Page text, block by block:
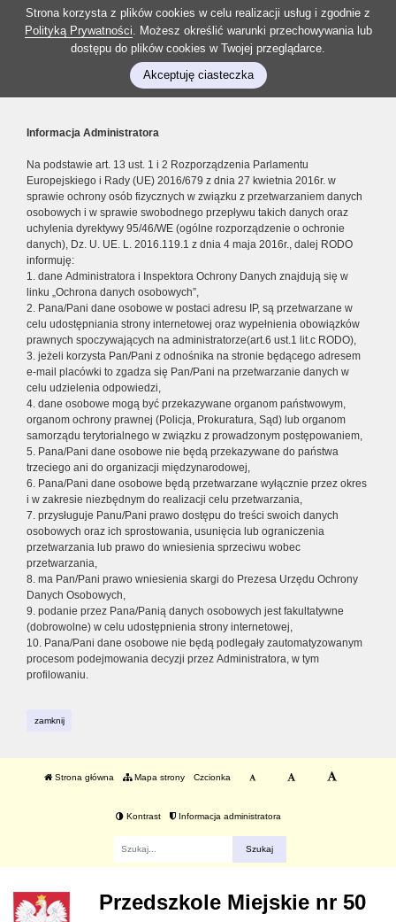
Strona korzysta z plików cookies w celu realizacji usług i zgodnie z
Polityką Prywatności. Możesz określić warunki przechowywania lub
dostępu do plików cookies w Twojej przeglądarce.
Akceptuję ciasteczka
Informacja Administratora
Na podstawie art. 13 ust. 1 i 2 Rozporządzenia Parlamentu
Europejskiego i Rady (UE) 2016/679 z dnia 27 kwietnia 2016r. w
sprawie ochrony osób fizycznych w związku z przetwarzaniem danych
osobowych i w sprawie swobodnego przepływu takich danych oraz
uchylenia dyrektywy 95/46/WE (ogólne rozporządzenie o ochronie
danych), Dz. U. UE. L. 2016.119.1 z dnia 4 maja 2016r., dalej RODO
informuję:
1. dane Administratora i Inspektora Ochrony Danych znajdują się w
linku „Ochrona danych osobowych”,
2. Pana/Pani dane osobowe w postaci adresu IP, są przetwarzane w
celu udostępniania strony internetowej oraz wypełnienia obowiązków
prawnych spoczywających na administratorze(art.6 ust.1 lit.c RODO),
3. jeżeli korzysta Pan/Pani z odnośnika na stronie będącego adresem
e-mail placówki to zgadza się Pan/Pani na przetwarzanie danych w
celu udzielenia odpowiedzi,
4. dane osobowe mogą być przekazywane organom państwowym,
organom ochrony prawnej (Policja, Prokuratura, Sąd) lub organom
samorządu terytorialnego w związku z prowadzonym postępowaniem,
5. Pana/Pani dane osobowe nie będą przekazywane do państwa
trzeciego ani do organizacji międzynarodowej,
6. Pana/Pani dane osobowe będą przetwarzane wyłącznie przez okres
i w zakresie niezbędnym do realizacji celu przetwarzania,
7. przysługuje Panu/Pani prawo dostępu do treści swoich danych
osobowych oraz ich sprostowania, usunięcia lub ograniczenia
przetwarzania lub prawo do wniesienia sprzeciwu wobec
przetwarzania,
8. ma Pan/Pani prawo wniesienia skargi do Prezesa Urzędu Ochrony
Danych Osobowych,
9. podanie przez Pana/Panią danych osobowych jest fakultatywne
(dobrowolne) w celu udostępnienia strony internetowej,
10. Pana/Pani dane osobowe nie będą podlegały zautomatyzowanym
procesom podejmowania decyzji przez Administratora, w tym
profilowaniu.
zamknij
Strona główna Mapa strony Czcionka
Kontrast Informacja administratora
Przedszkole Miejskie nr 50